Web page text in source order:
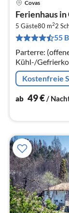
Covas
Ferienhaus
5 Gäste80 m22
55
Parterre:
Kühl-/
Wohn/
Stereoanlage,
Kostenfreie
ab 49€/